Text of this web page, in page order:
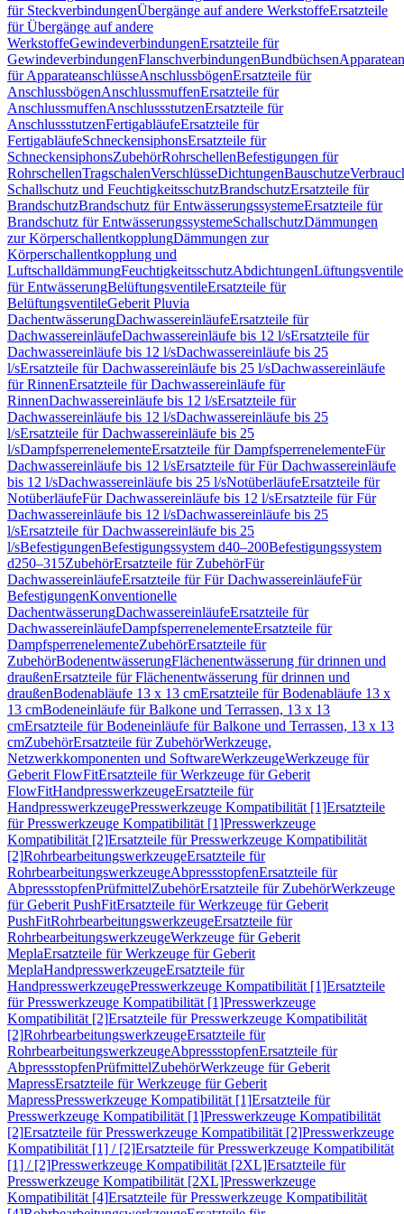
für SteckverbindungenÜbergänge auf andere WerkstoffeErsatzteile
für Übergänge auf andere
WerkstoffeGewindeverbindungenErsatzteile für
GewindeverbindungenFlanschverbindungenBundbüchsen
für ApparateanschlüsseAnschlussbögenErsatzteile für
AnschlussbögenAnschlussmuffenErsatzteile für
AnschlussmuffenAnschlussstutzenErsatzteile für
AnschlussstutzenFertigabläufeErsatzteile für
FertigabläufeSchneckensiphonsErsatzteile für
SchneckensiphonsZubehörRohrschellenBefestigungen für
RohrschellenTragschalenVerschlüsseDichtungenBauschutze
Schallschutz und FeuchtigkeitsschutzBrandschutzErsatzteile für
BrandschutzBrandschutz für EntwässerungssystemeErsatzteile für
Brandschutz für EntwässerungssystemeSchallschutzDämmungen
zur KörperschallentkopplungDämmungen zur
Körperschallentkopplung und
LuftschalldämmungFeuchtigkeitsschutzAbdichtungenLüftungsventile
für EntwässerungBelüftungsventileErsatzteile für
BelüftungsventileGeberit Pluvia
DachentwässerungDachwassereinläufeErsatzteile für
DachwassereinläufeDachwassereinläufe bis 12 l/sErsatzteile für
Dachwassereinläufe bis 12 l/sDachwassereinläufe bis 25
l/sErsatzteile für Dachwassereinläufe bis 25 l/sDachwassereinläufe
für RinnenErsatzteile für Dachwassereinläufe für
RinnenDachwassereinläufe bis 12 l/sErsatzteile für
Dachwassereinläufe bis 12 l/sDachwassereinläufe bis 25
l/sErsatzteile für Dachwassereinläufe bis 25
l/sDampfsperrenelementeErsatzteile für DampfsperrenelementeFür
Dachwassereinläufe bis 12 l/sErsatzteile für Für Dachwassereinläufe
bis 12 l/sDachwassereinläufe bis 25 l/sNotüberläufeErsatzteile für
NotüberläufeFür Dachwassereinläufe bis 12 l/sErsatzteile für Für
Dachwassereinläufe bis 12 l/sDachwassereinläufe bis 25
l/sErsatzteile für Dachwassereinläufe bis 25
l/sBefestigungenBefestigungssystem d40–200Befestigungssystem
d250–315ZubehörErsatzteile für ZubehörFür
DachwassereinläufeErsatzteile für Für DachwassereinläufeFür
BefestigungenKonventionelle
DachentwässerungDachwassereinläufeErsatzteile für
DachwassereinläufeDampfsperrenelementeErsatzteile für
DampfsperrenelementeZubehörErsatzteile für
ZubehörBodenentwässerungFlächenentwässerung für drinnen und
draußenErsatzteile für Flächenentwässerung für drinnen und
draußenBodenabläufe 13 x 13 cmErsatzteile für Bodenabläufe 13 x
13 cmBodeneinläufe für Balkone und Terrassen, 13 x 13
cmErsatzteile für Bodeneinläufe für Balkone und Terrassen, 13 x 13
cmZubehörErsatzteile für ZubehörWerkzeuge,
Netzwerkkomponenten und SoftwareWerkzeugeWerkzeuge für
Geberit FlowFitErsatzteile für Werkzeuge für Geberit
FlowFitHandpresswerkzeugeErsatzteile für
HandpresswerkzeugePresswerkzeuge Kompatibilität [1]Ersatzteile
für Presswerkzeuge Kompatibilität [1]Presswerkzeuge
Kompatibilität [2]Ersatzteile für Presswerkzeuge Kompatibilität
[2]RohrbearbeitungswerkzeugeErsatzteile für
RohrbearbeitungswerkzeugeAbpressstopfenErsatzteile für
AbpressstopfenPrüfmittelZubehörErsatzteile für ZubehörWerkzeuge
für Geberit PushFitErsatzteile für Werkzeuge für Geberit
PushFitRohrbearbeitungswerkzeugeErsatzteile für
RohrbearbeitungswerkzeugeWerkzeuge für Geberit
MeplaErsatzteile für Werkzeuge für Geberit
MeplaHandpresswerkzeugeErsatzteile für
HandpresswerkzeugePresswerkzeuge Kompatibilität [1]Ersatzteile
für Presswerkzeuge Kompatibilität [1]Presswerkzeuge
Kompatibilität [2]Ersatzteile für Presswerkzeuge Kompatibilität
[2]RohrbearbeitungswerkzeugeErsatzteile für
RohrbearbeitungswerkzeugeAbpressstopfenErsatzteile für
AbpressstopfenPrüfmittelZubehörWerkzeuge für Geberit
MapressErsatzteile für Werkzeuge für Geberit
MapressPresswerkzeuge Kompatibilität [1]Ersatzteile für
Presswerkzeuge Kompatibilität [1]Presswerkzeuge Kompatibilität
[2]Ersatzteile für Presswerkzeuge Kompatibilität [2]Presswerkzeuge
Kompatibilität [1] / [2]Ersatzteile für Presswerkzeuge Kompatibilität
[1] / [2]Presswerkzeuge Kompatibilität [2XL]Ersatzteile für
Presswerkzeuge Kompatibilität [2XL]Presswerkzeuge
Kompatibilität [4]Ersatzteile für Presswerkzeuge Kompatibilität